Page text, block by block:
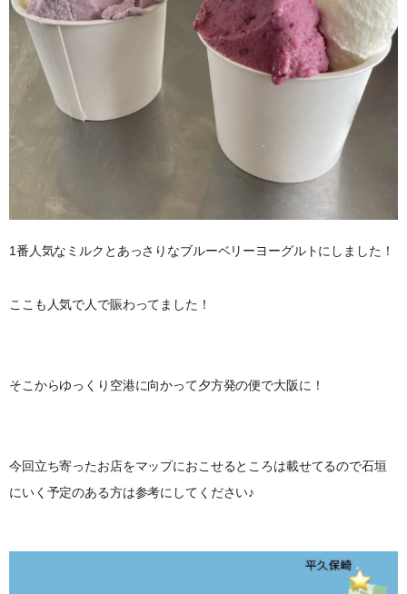
1番人気なミルクとあっさりなブルーベリーヨーグルトにしました！
ここも人気で人で賑わってました！
そこからゆっくり空港に向かって夕方発の便で大阪に！
今回立ち寄ったお店をマップにおこせるところは載せてるので石垣
にいく予定のある方は参考にしてください♪